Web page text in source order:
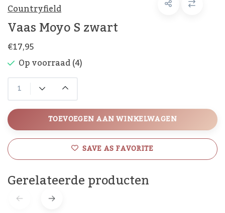
Countryfield
Vaas Moyo S zwart
€17,95
Op voorraad (4)
TOEVOEGEN AAN WINKELWAGEN
SAVE AS FAVORITE
Gerelateerde producten